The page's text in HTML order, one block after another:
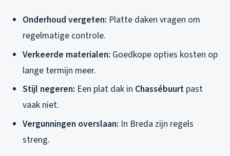
Onderhoud vergeten: Platte daken vragen om
regelmatige controle.
Verkeerde materialen: Goedkope opties kosten op
lange termijn meer.
Stijl negeren: Een plat dak in Chassébuurt past
vaak niet.
Vergunningen overslaan: In Breda zijn regels
streng.